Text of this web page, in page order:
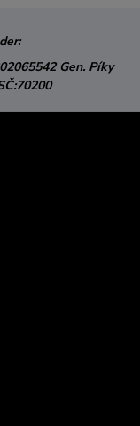
Gen. Píky